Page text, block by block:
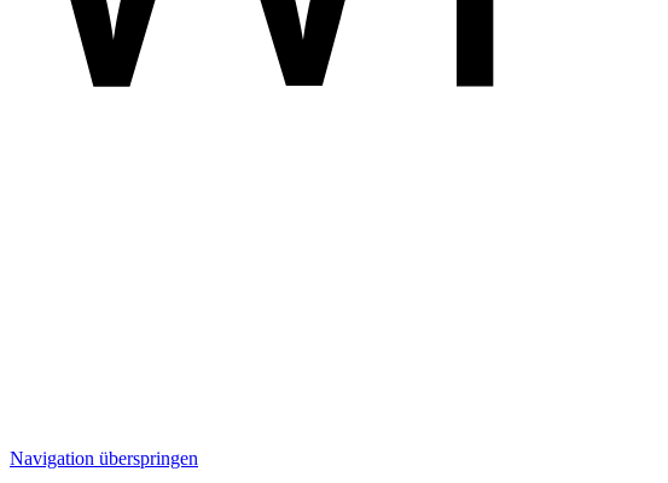
Navigation überspringen